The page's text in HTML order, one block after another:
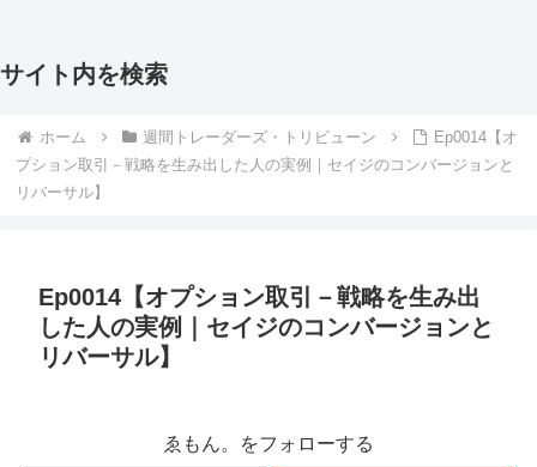
サイト内を検索
ホーム 週間トレーダーズ・トリビューン
Ep0014【オ
プション取引－戦略を生み出した人の実例｜セイジのコンバージョンと
リバーサル】
Ep0014【オプション取引－戦略を生み出
した人の実例｜セイジのコンバージョンと
リバーサル】
ゑもん。をフォローする